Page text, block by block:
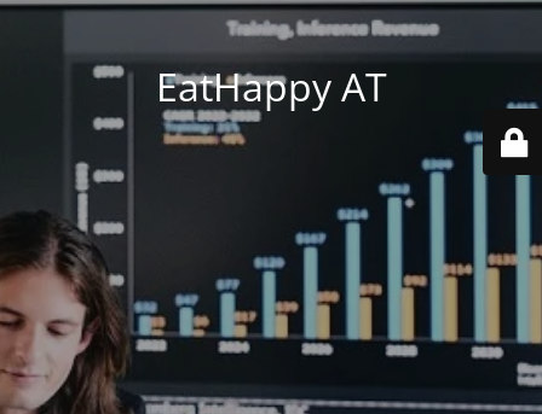
EatHappy AT